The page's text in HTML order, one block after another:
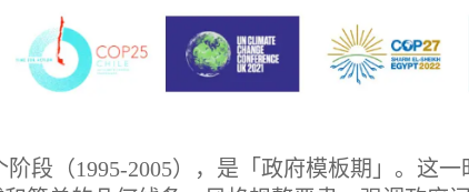
阶段（1995-2005），是「政府模板期」。这